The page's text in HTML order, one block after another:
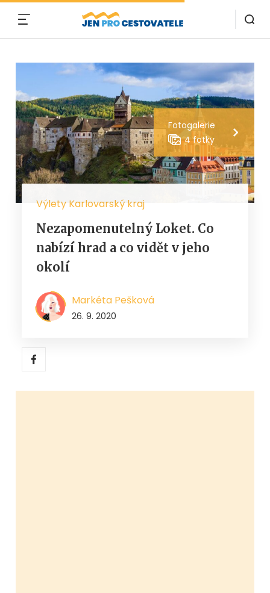
Fotogalerie
4 fotky
Výlety Karlovarský kraj
Nezapomenutelný Loket. Co
nabízí hrad a co vidět v jeho
okolí
Markéta Pešková
26. 9. 2020